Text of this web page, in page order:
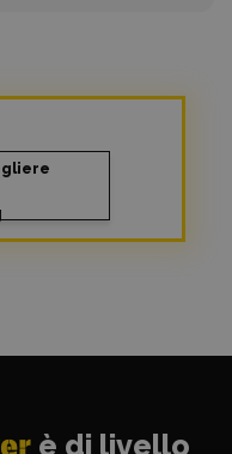
è di livello